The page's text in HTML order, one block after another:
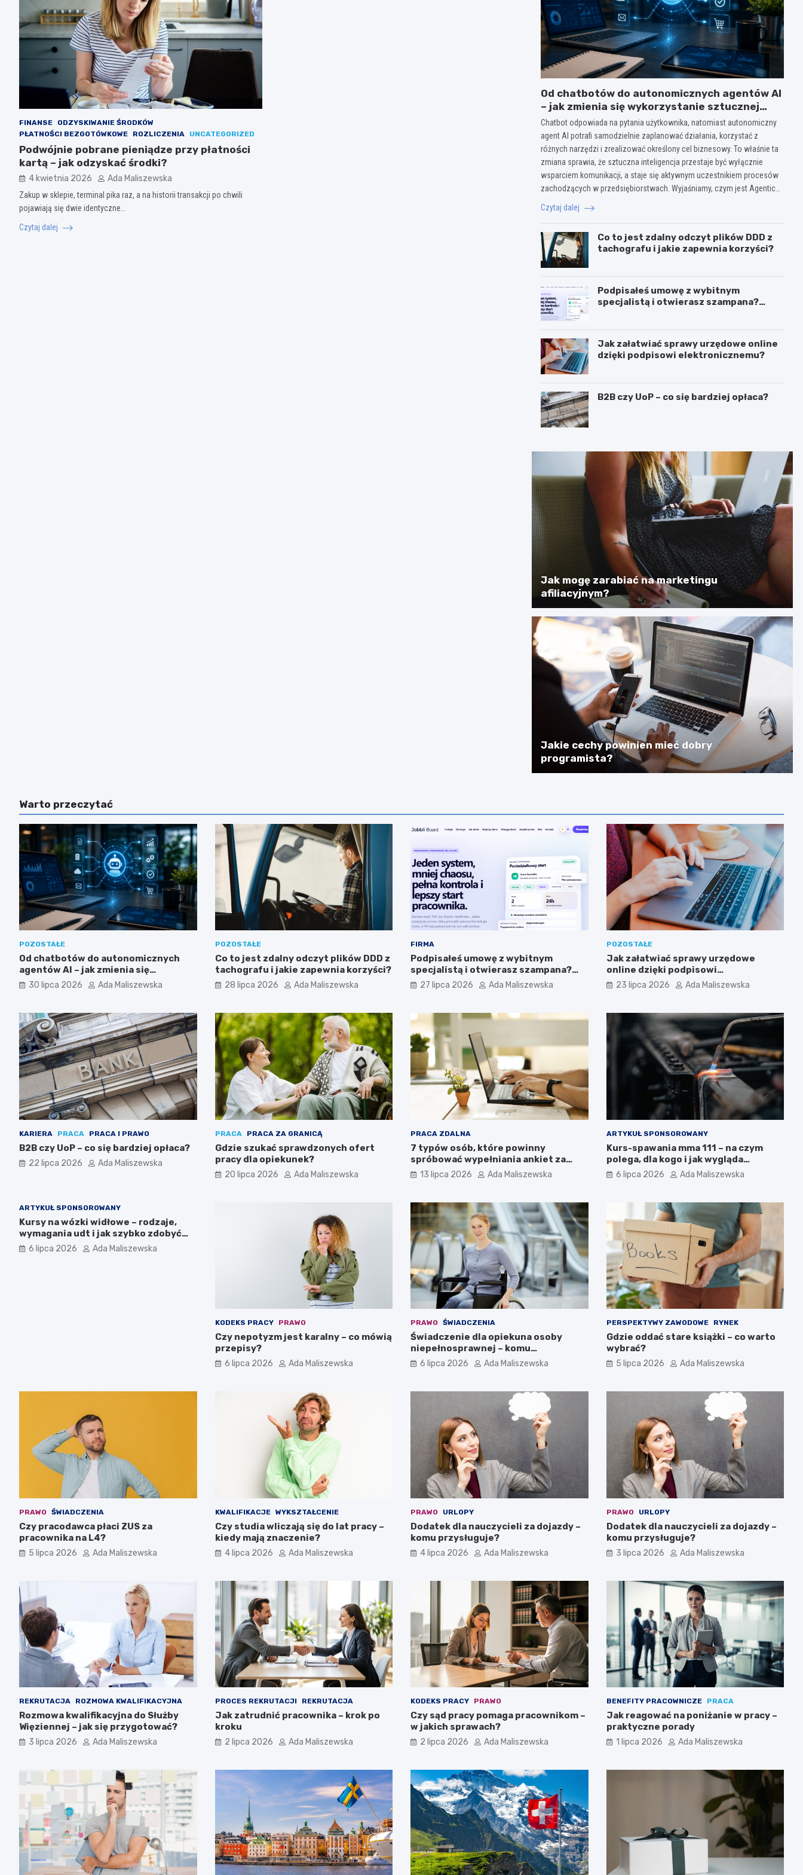
FINANSE
ODZYSKIWANIE ŚRODKÓW
PŁATNOŚCI BEZGOTÓWKOWE
ROZLICZENIA UNCATEGORIZED
Podwójnie pobrane pieniądze przy płatności
kartą – jak odzyskać środki?
4 kwietnia 2026 Ada Maliszewska
Zakup w sklepie, terminal pika raz, a na historii transakcji po chwili
pojawiają się dwie identyczne…
Czytaj dalej
Od chatbotów do autonomicznych agentów AI
– jak zmienia się wykorzystanie sztucznej
inteligencji w biznesie?
Chatbot odpowiada na pytania użytkownika, natomiast autonomiczny
agent AI potrafi samodzielnie zaplanować działania, korzystać z
różnych narzędzi i zrealizować określony cel biznesowy. To właśnie ta
zmiana sprawia, że sztuczna inteligencja przestaje być wyłącznie
wsparciem komunikacji, a staje się aktywnym uczestnikiem procesów
zachodzących w przedsiębiorstwach. Wyjaśniamy, czym jest Agentic…
Czytaj dalej
Co to jest zdalny odczyt plików DDD z
tachografu i jakie zapewnia korzyści?
Podpisałeś umowę z wybitnym
specjalistą i otwierasz szampana?
Jak załatwiać sprawy urzędowe online
dzięki podpisowi elektronicznemu?
B2B czy UoP – co się bardziej opłaca?
Jak mogę zarabiać na marketingu
afiliacyjnym?
Jakie cechy powinien mieć dobry
programista?
Warto przeczytać
POZOSTAŁE
Od chatbotów do autonomicznych
agentów AI – jak zmienia się
wykorzystanie sztucznej inteligencji
w biznesie?
30 lipca 2026 Ada Maliszewska
POZOSTAŁE
Co to jest zdalny odczyt plików DDD z
tachografu i jakie zapewnia korzyści?
28 lipca 2026 Ada Maliszewska
FIRMA
Podpisałeś umowę z wybitnym
specjalistą i otwierasz szampana?
Przedwcześnie.
27 lipca 2026 Ada Maliszewska
POZOSTAŁE
Jak załatwiać sprawy urzędowe
online dzięki podpisowi
elektronicznemu?
23 lipca 2026 Ada Maliszewska
KARIERA PRACA PRACA I PRAWO
B2B czy UoP – co się bardziej opłaca?
22 lipca 2026 Ada Maliszewska
PRACA PRACA ZA GRANICĄ
Gdzie szukać sprawdzonych ofert
pracy dla opiekunek?
20 lipca 2026 Ada Maliszewska
PRACA ZDALNA
7 typów osób, które powinny
spróbować wypełniania ankiet za
pieniądze. Czy jesteś wśród nich?
13 lipca 2026 Ada Maliszewska
ARTYKUŁ SPONSOROWANY
Kurs-spawania mma 111 – na czym
polega, dla kogo i jak wygląda
egzamin?
6 lipca 2026 Ada Maliszewska
ARTYKUŁ SPONSOROWANY
Kursy na wózki widłowe – rodzaje,
wymagania udt i jak szybko zdobyć
uprawnienia
6 lipca 2026 Ada Maliszewska
KODEKS PRACY PRAWO
Czy nepotyzm jest karalny – co mówią
przepisy?
6 lipca 2026 Ada Maliszewska
PRAWO ŚWIADCZENIA
Świadczenie dla opiekuna osoby
niepełnosprawnej – komu
przysługuje?
6 lipca 2026 Ada Maliszewska
PERSPEKTYWY ZAWODOWE RYNEK
Gdzie oddać stare książki – co warto
wybrać?
5 lipca 2026 Ada Maliszewska
PRAWO ŚWIADCZENIA
Czy pracodawca płaci ZUS za
pracownika na L4?
5 lipca 2026 Ada Maliszewska
KWALIFIKACJE WYKSZTAŁCENIE
Czy studia wliczają się do lat pracy –
kiedy mają znaczenie?
4 lipca 2026 Ada Maliszewska
PRAWO URLOPY
Dodatek dla nauczycieli za dojazdy –
komu przysługuje?
4 lipca 2026 Ada Maliszewska
PRAWO URLOPY
Dodatek dla nauczycieli za dojazdy –
komu przysługuje?
3 lipca 2026 Ada Maliszewska
REKRUTACJA ROZMOWA KWALIFIKACYJNA
Rozmowa kwalifikacyjna do Służby
Więziennej – jak się przygotować?
3 lipca 2026 Ada Maliszewska
PROCES REKRUTACJI REKRUTACJA
Jak zatrudnić pracownika – krok po
kroku
2 lipca 2026 Ada Maliszewska
KODEKS PRACY PRAWO
Czy sąd pracy pomaga pracownikom –
w jakich sprawach?
2 lipca 2026 Ada Maliszewska
BENEFITY PRACOWNICZE PRACA
Jak reagować na poniżanie w pracy –
praktyczne porady
1 lipca 2026 Ada Maliszewska